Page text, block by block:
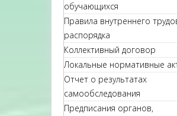
обучающихся
Правила внутреннего
распорядка
Коллективный договор
Локальные нормативные
Отчет о результатах
самообследования
Предписания органов,